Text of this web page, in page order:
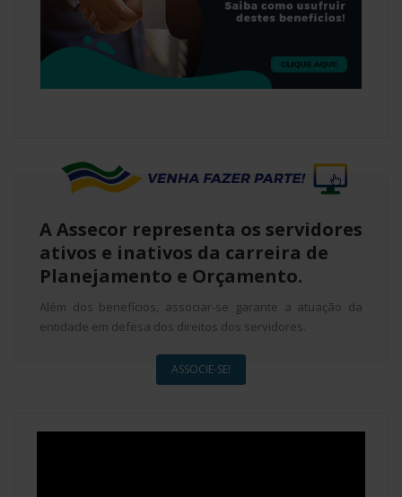
A Assecor representa os servidores
ativos e inativos da carreira de
Planejamento e Orçamento.
Além dos benefícios, associar-se garante a atuação da
entidade em defesa dos direitos dos servidores.
ASSOCIE-SE!